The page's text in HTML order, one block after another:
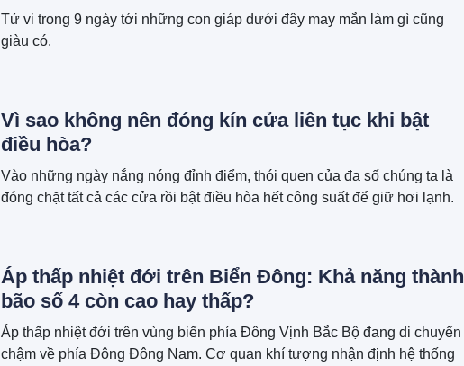
Tử vi trong 9 ngày tới những con giáp dưới đây may mắn làm gì cũng
giàu có.
Vì sao không nên đóng kín cửa liên tục khi bật
điều hòa?
Vào những ngày nắng nóng đỉnh điểm, thói quen của đa số chúng ta là
đóng chặt tất cả các cửa rồi bật điều hòa hết công suất để giữ hơi lạnh.
Áp thấp nhiệt đới trên Biển Đông: Khả năng thành
bão số 4 còn cao hay thấp?
Áp thấp nhiệt đới trên vùng biển phía Đông Vịnh Bắc Bộ đang di chuyển
chậm về phía Đông Đông Nam. Cơ quan khí tượng nhận định hệ thống